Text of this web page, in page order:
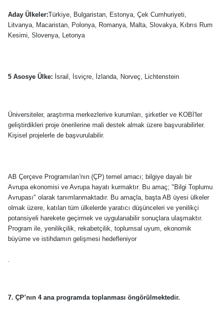
Aday Ülkeler:Türkiye, Bulgaristan, Estonya, Çek Cumhuriyeti,
Litvanya, Macaristan, Polonya, Romanya, Malta, Slovakya, Kıbrıs Rum
Kesimi, Slovenya, Letonya
5 Asosye Ülke: İsrail, İsviçre, İzlanda, Norveç, Lichtenstein
Üniversiteler, araştırma merkezlerive kurumları, şirketler ve KOBİ'ler
geliştirdikleri proje önerilerine mali destek almak üzere başvurabilirler.
Kişisel projelerle de başvurulabilir.
AB Çerçeve Programıları'nın (ÇP) temel amacı; bilgiye dayalı bir
Avrupa ekonomisi ve Avrupa hayatı kurmaktır. Bu amaç; "Bilgi Toplumu
Avrupası" olarak tanımlanmaktadır. Bu amaçla, başta AB üyesi ülkeler
olmak üzere, katılan tüm ülkelerde yaratıcı düşünceleri ve yenilikçi
potansiyeli harekete geçirmek ve uygulanabilir sonuçlara ulaşmaktır.
Program ile, yenilikçilik, rekabetçilik, toplumsal uyum, ekonomik
büyüme ve istihdamın gelişmesi hedefleniyor
7. ÇP’nın 4 ana programda toplanması öngörülmektedir.